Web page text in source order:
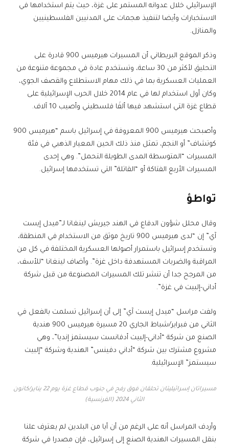
الإسرائيلي خلال عدوانه المستمر على غزة، حيث يتم استخدامها في
الاستخبارات وأيضا لتنفيذ هجمات على المدنيين الفلسطينيين
والمنازل.
وذكر الموقع البريطاني أن المسيرات هيرميس 900 قادرة على
التحليق لأكثر من 30 ساعة، وتستخدم عادة في مجموعة متنوعة من
العمليات العسكرية بما في ذلك مهام الاستطلاع والقصف الجوي،
وكان أول استخدام لها في عام 2014 خلال الحرب الإسرائيلية على
قطاع غزة التي استشهد فيها ألفَا فلسطيني وأصيب 10 آلاف.
وأصبحت هيرميس 900 المعروفة في إسرائيل باسم “هيرميس 900
كوتشاف” أو النجم، تمثل منذ ذلك الحين المعيار الذهبي في فئة
المسيرات “المتوسطة المدى الطويلة التحمل”. وهي إحدى
المسيرات الأربع الفتاكة أو “القاتلة” التي تستخدمها إسرائيل.
تواطؤ
وقال محلل شؤون الدفاع في الهند جيريش لينغانا لـ”ميدل إيست
آي” إن “لدى هيرميس 900 تاريخ موثق من الاستخدام في المنطقة،
وتستخدم إسرائيل باستمرار أصولها العسكرية المختلفة في كل من
المراقبة والضربات المستهدفة داخل غزة”. وأضاف لينغانا “للأسف،
من المرجح جدا أن تنشر تلك المسيرات المصنوعة من قبل شركة
أداني-إلبيت في غزة”.
ولفت مراسل “ميدل إيست آي” إلى أن إسرائيل تسلمت بالفعل في
الثاني من فبراير/شباط الجاري 20 مسيرة هيرميس 900 هندية
الصنع من شركة “أداني-إلبيت أدفانست سيستمز إنديا”، وهي
مشروع مشترك بين شركة “أداني دفينس” الهندية وشركة “إلبيت
سيستمز” الإسرائيلية.
مسيراتان إسرائيليتان تحلقان فوق رفح في جنوب قطاع غزة يوم 22 يناير/كانون
الثاني 2024 (الفرنسية)
وأردف المراسل أنه على الرغم من أن أيا من البلدين لم يعترف علنا
بنقل المسيرات الهندية الصنع إلى إسرائيل، فإن مصدرا في شركة